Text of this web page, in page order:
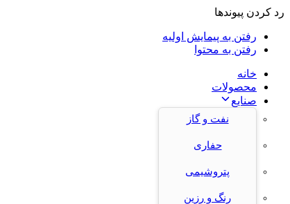
رد کردن پیوندها
رفتن به پیمایش اولیه
رفتن به محتوا
خانه
محصولات
صنایع
نفت و گاز
حفاری
پتروشیمی
رنگ و رزین